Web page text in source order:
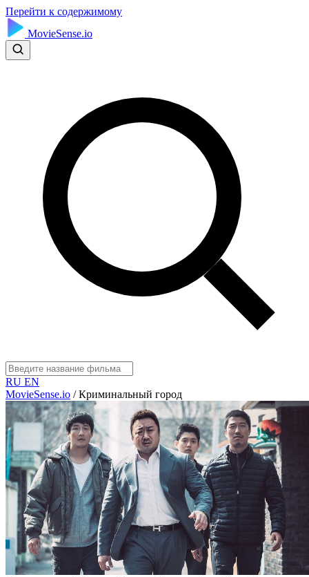
Перейти к содержимому
MovieSense.io
RU EN
MovieSense.io / Криминальный город